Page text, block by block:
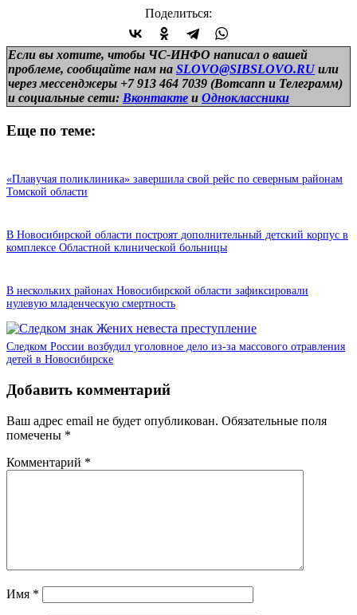
Поделиться:
Если вы хотите, чтобы ЧС-ИНФО написал о вашей
проблеме, сообщайте нам на SLOVO@SIBSLOVO.RU или
через мессенджеры +7 913 464 7039 (Вотсапп и Телеграмм)
и социальные сети: Вконтакте и Одноклассники
Еще по теме:
«Плавучая поликлиника» завершила свой рейс по северным районам
Томской области
В Новосибирской области построят дополнительный детский корпус в
комплексе Областной клинической больницы
В нескольких районах Новосибирской области зафиксировали
нулевую младенческую смертность
Следком России возбудил уголовное дело из-за массового отравления
детей в Новосибирске
Добавить комментарий
Ваш адрес email не будет опубликован. Обязательные поля
помечены *
Комментарий *
Имя *